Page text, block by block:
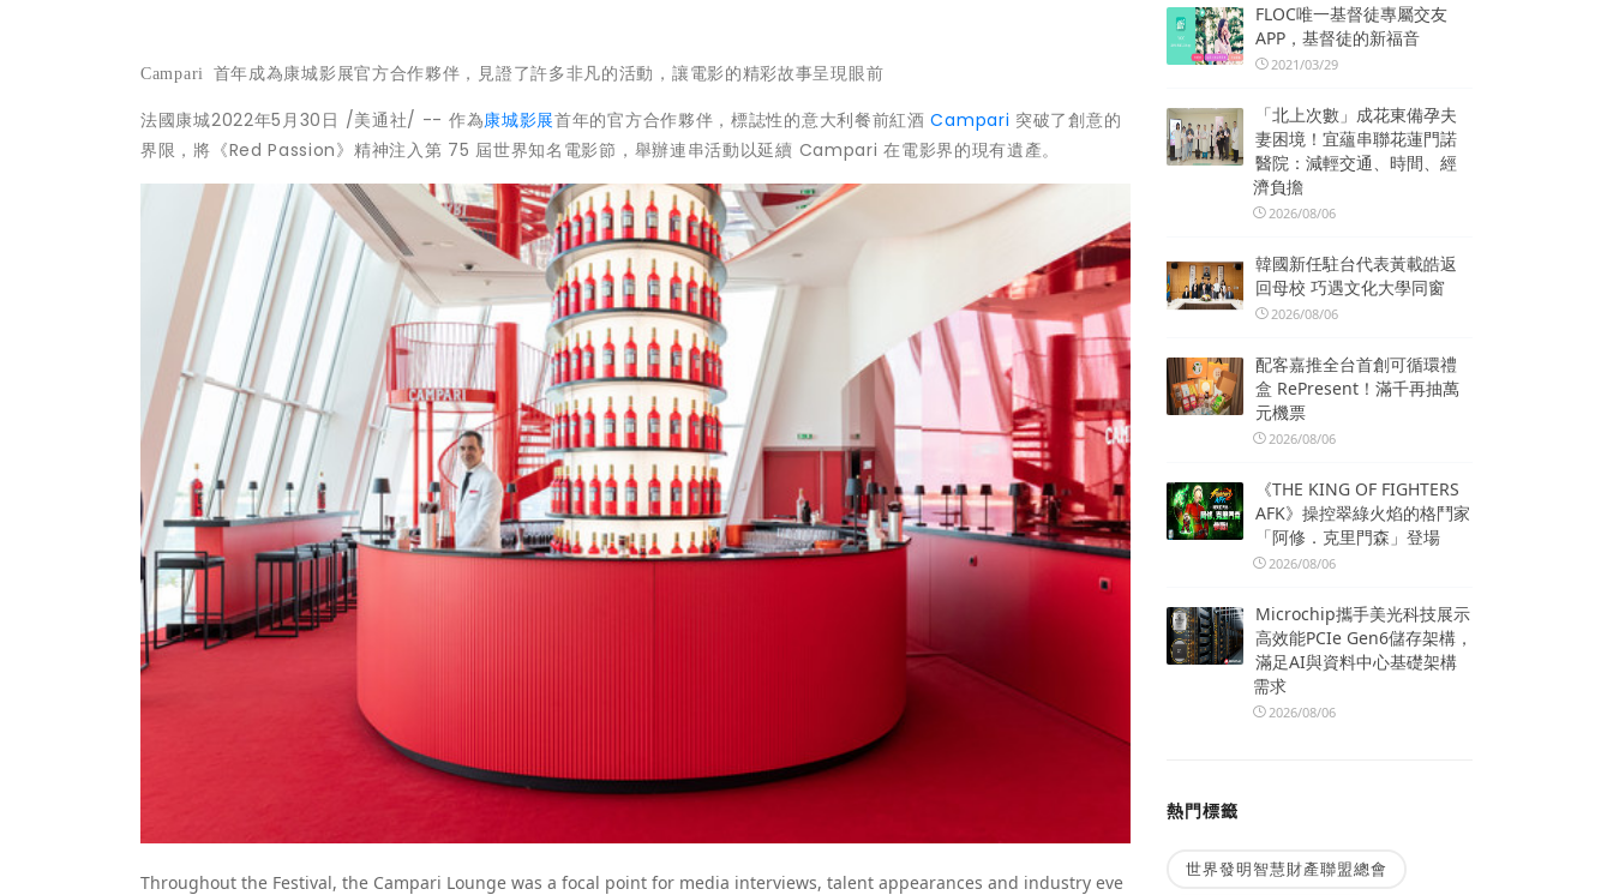
Campari 首年成為康城影展官方合作夥伴，見證了許多非凡的活動，讓電影的精彩故事呈現眼前
法國康城2022年5月30日 /美通社/ -- 作為康城影展首年的官方合作夥伴，標誌性的意大利餐前紅酒Campari 突破了創意的
界限，將《Red Passion》精神注入第 75 屆世界知名電影節，舉辦連串活動以延續 Campari 在電影界的現有遺產。
Throughout the Festival, the Campari Lounge was a focal point for media interviews, talent appearances and industry eve
FLOC唯一基督徒專屬交友
APP，基督徒的新福音
2021/03/29
「北上次數」成花東備孕夫
妻困境！宜蘊串聯花蓮門諾
醫院：減輕交通、時間、經
濟負擔
2026/08/06
韓國新任駐台代表黃載皓返
回母校 巧遇文化大學同窗
2026/08/06
配客嘉推全台首創可循環禮
盒 RePresent！滿千再抽萬
元機票
2026/08/06
《THE KING OF FIGHTERS
AFK》操控翠綠火焰的格鬥家
「阿修．克里門森」登場
2026/08/06
Microchip攜手美光科技展示
高效能PCIe Gen6儲存架構，
滿足AI與資料中心基礎架構
需求
2026/08/06
熱門標籤
世界發明智慧財產聯盟總會